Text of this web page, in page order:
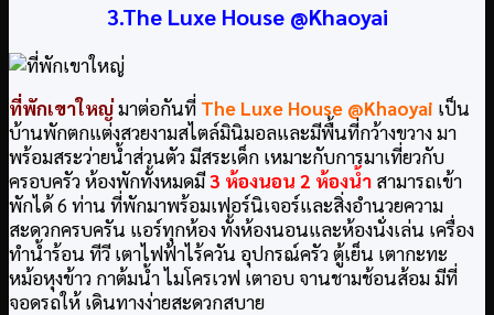
3.The Luxe House @Khaoyai
ที่พักเขาใหญ่มาต่อกันที่ The Luxe House @Khaoyai เป็น
บ้านพักตกแต่งสวยงามสไตล์มินิมอลและมีพื้นที่กว้างขวาง มา
พร้อมสระว่ายน้ำส่วนตัว มีสระเด็ก เหมาะกับการมาเที่ยวกับ
ครอบครัว ห้องพักทั้งหมดมี3 ห้องนอน 2 ห้องน้ำ สามารถเข้า
พักได้ 6 ท่าน ที่พักมาพร้อมเฟอร์นิเจอร์และสิ่งอำนวยความ
สะดวกครบครัน แอร์ทุกห้อง ทั้งห้องนอนและห้องนั่งเล่น เครื่อง
ทำน้ำร้อน ทีวี เตาไฟฟ้าไร้ควัน อุปกรณ์ครัว ตู้เย็น เตากะทะ
หม้อหุงข้าว กาต้มน้ำ ไมโครเวฟ เตาอบ จานชามช้อนส้อม มีที่
จอดรถให้ เดินทางง่ายสะดวกสบาย